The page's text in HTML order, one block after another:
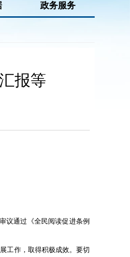
政务服务
报等
议通过《全民阅读促进条例
工作，取得积极成效。要切